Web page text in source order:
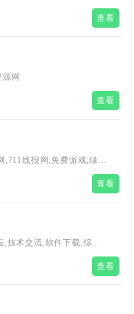
查看
网
查看
线报网,免费游戏,绿色
查看
技术交流,软件下载,综合
爱好者的同志访问学习,给
查看